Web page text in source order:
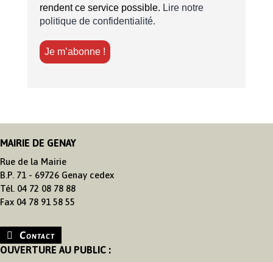
rendent ce service possible. Lire notre
politique de confidentialité.
MAIRIE DE GENAY
Rue de la Mairie
B.P. 71 - 69726 Genay cedex
Tél. 04 72 08 78 88
Fax 04 78 91 58 55
Contact
OUVERTURE AU PUBLIC :